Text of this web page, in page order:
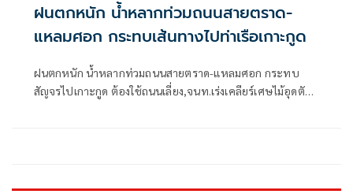
ฝนตกหนัก น้ำหลากท่วมถนนสายตราด-
แหลมศอก กระทบเส้นทางไปท่าเรือเกาะกูด
ฝนตกหนัก น้ำหลากท่วมถนนสายตราด-แหลมศอก กระทบ
สัญจรไปเกาะกูด ต้องใช้ถนนเลี่ยง,จนท.เร่งเคลียร์เศษไม้อุดตัน